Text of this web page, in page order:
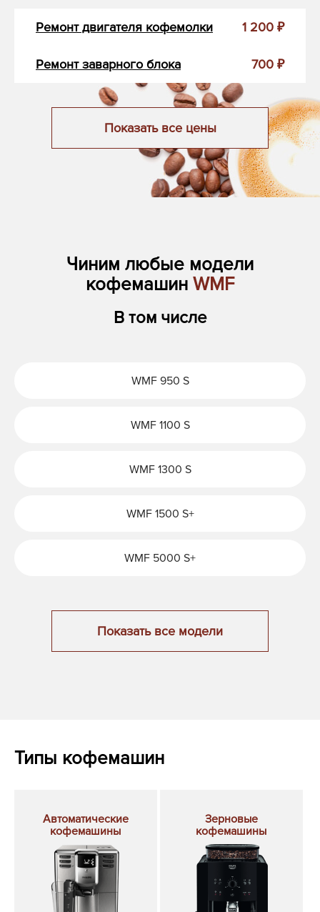
Ремонт двигателя кофемолки 1 200 ₽
Ремонт заварного блока 700 ₽
Показать все цены
Чиним любые модели
кофемашин WMF
В том числе
WMF 950 S
WMF 1100 S
WMF 1300 S
WMF 1500 S+
WMF 5000 S+
Показать все модели
Типы кофемашин
Автоматические
кофемашины
Зерновые
кофемашины